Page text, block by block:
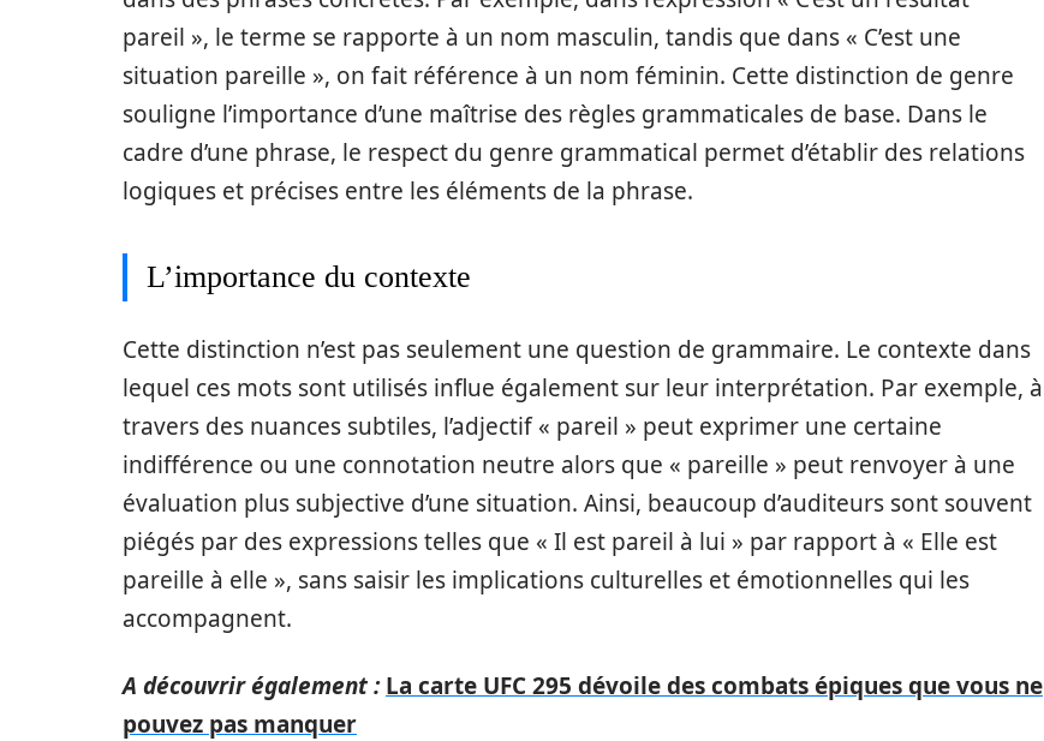
pareil », le terme se rapporte à un nom masculin, tandis que dans « C’est une
situation pareille », on fait référence à un nom féminin. Cette distinction de genre
souligne l’importance d’une maîtrise des règles grammaticales de base. Dans le
cadre d’une phrase, le respect du genre grammatical permet d’établir des relations
logiques et précises entre les éléments de la phrase.
L’importance du contexte
Cette distinction n’est pas seulement une question de grammaire. Le contexte dans
lequel ces mots sont utilisés influe également sur leur interprétation. Par exemple, à
travers des nuances subtiles, l’adjectif « pareil » peut exprimer une certaine
indifférence ou une connotation neutre alors que « pareille » peut renvoyer à une
évaluation plus subjective d’une situation. Ainsi, beaucoup d’auditeurs sont souvent
piégés par des expressions telles que « Il est pareil à lui » par rapport à « Elle est
pareille à elle », sans saisir les implications culturelles et émotionnelles qui les
accompagnent.
A découvrir également : La carte UFC 295 dévoile des combats épiques que vous ne
pouvez pas manquer